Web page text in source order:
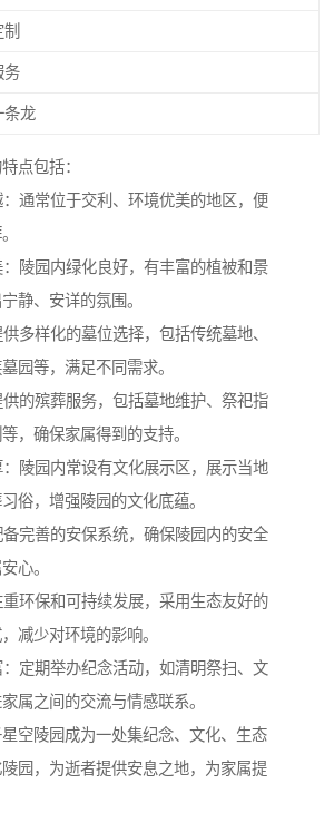
务
条龙
点包括：
通常位于交利、环境优美的地区，便
陵园内绿化良好，有丰富的植被和景
静、安详的氛围。
多样化的墓位选择，包括传统墓地、
园等，满足不同需求。
的殡葬服务，包括墓地维护、祭祀指
，确保家属得到的支持。
陵园内常设有文化展示区，展示当地
俗，增强陵园的文化底蕴。
完善的安保系统，确保陵园内的安全
心。
环保和可持续发展，采用生态友好的
减少对环境的影响。
定期举办纪念活动，如清明祭扫、文
属之间的交流与情感联系。
空陵园成为一处集纪念、文化、生态
园，为逝者提供安息之地，为家属提